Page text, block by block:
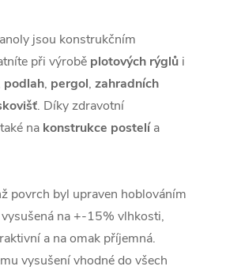
jsou konstrukčním
při výrobě plotových rýglů i
podlah, pergol, zahradních
. Díky zdravotní
na konstrukce postelía
povrch byl upraven hoblováním
na +-15% vlhkosti,
a na omak příjemná.
vysušení vhodné do všech